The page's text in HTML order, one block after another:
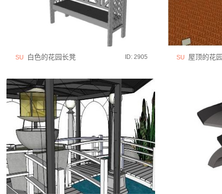
SU 白色的花园长凳 ID: 2905 SU 屋顶的花